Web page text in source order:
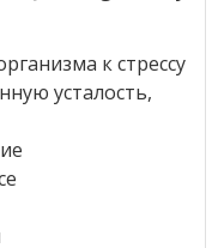
к стрессу
усталость,